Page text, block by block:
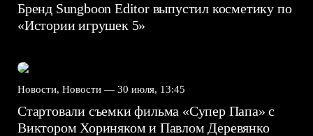
Бренд Sungboon Editor выпустил косметику по
«Истории игрушек 5»
Новости, Новости — 30 июля, 13:45
Стартовали съемки фильма «Супер Папа» с
Виктором Хориняком и Павлом Деревянко